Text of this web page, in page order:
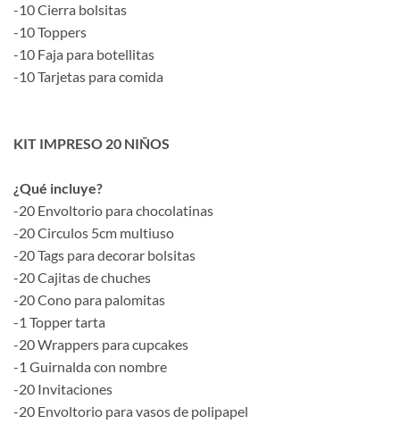
-10 Cierra bolsitas
-10 Toppers
-10 Faja para botellitas
-10 Tarjetas para comida
KIT IMPRESO 20 NIÑOS
¿Qué incluye?
-20 Envoltorio para chocolatinas
-20 Circulos 5cm multiuso
-20 Tags para decorar bolsitas
-20 Cajitas de chuches
-20 Cono para palomitas
-1 Topper tarta
-20 Wrappers para cupcakes
-1 Guirnalda con nombre
-20 Invitaciones
-20 Envoltorio para vasos de polipapel